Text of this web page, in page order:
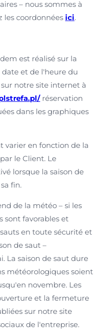
– nous sommes à
les coordonnées ici.
est réalisé sur la
date et de l'heure du
notre site internet à
réservation
dans les graphiques
varier en fonction de la
le Client. Le
lorsque la saison de
fin.
de la météo – si les
sont favorables et
en toute sécurité et
de saut –
La saison de saut dure
météorologiques soient
novembre. Les
et la fermeture
sur notre site
de l'entreprise.